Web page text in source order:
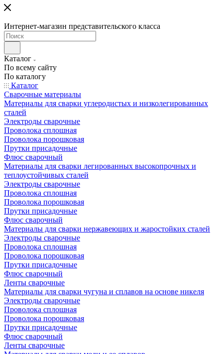
Интернет-магазин представительского класса
Каталог
По всему сайту
По каталогу
Каталог
Сварочные материалы
Материалы для сварки углеродистых и низколегированных
сталей
Электроды сварочные
Проволока сплошная
Проволока порошковая
Прутки присадочные
Флюс сварочный
Материалы для сварки легированных высокопрочных и
теплоустойчивых сталей
Электроды сварочные
Проволока сплошная
Проволока порошковая
Прутки присадочные
Флюс сварочный
Материалы для сварки нержавеющих и жаростойких сталей
Электроды сварочные
Проволока сплошная
Проволока порошковая
Прутки присадочные
Флюс сварочный
Ленты сварочные
Материалы для сварки чугуна и сплавов на основе никеля
Электроды сварочные
Проволока сплошная
Проволока порошковая
Прутки присадочные
Флюс сварочный
Ленты сварочные